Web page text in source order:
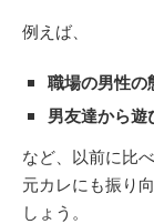
例えば、
職場の男性の
男友達から
など、以前に比
元カレにも振り
しょう。